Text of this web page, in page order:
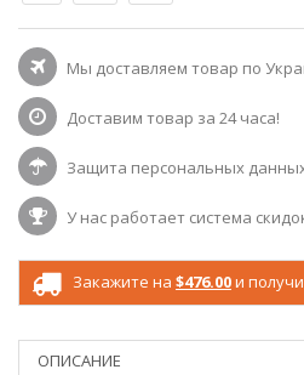
Мы доставляем товар по
Доставим товар за 24 часа!
Защита персональных
У нас работает система
Закажите на $476.00и
ОПИСАНИЕ